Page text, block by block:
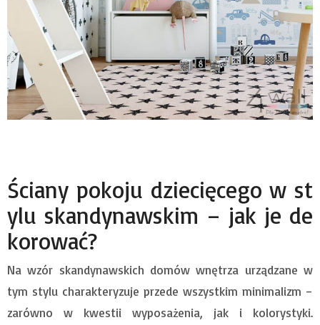
Ściany pokoju dziecięcego w st
ylu skandynawskim – jak je de
korować?
Na wzór skandynawskich domów wnętrza urządzane w
tym stylu charakteryzuje przede wszystkim minimalizm –
zarówno w kwestii wyposażenia, jak i kolorystyki.